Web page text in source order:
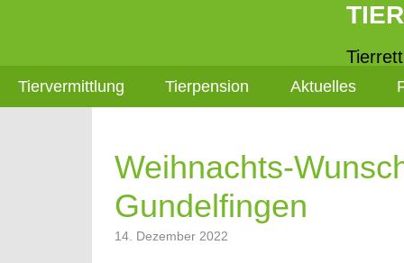
Tiervermittlung Tierpension Aktuelles
Weihnachts-
Gundelfingen
14. Dezember 2022